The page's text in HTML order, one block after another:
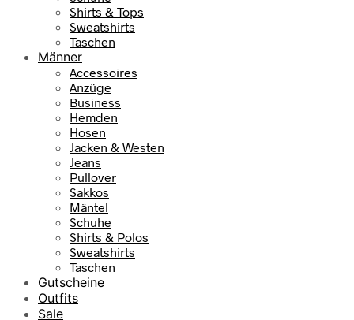
Shirts & Tops
Sweatshirts
Taschen
Männer
Accessoires
Anzüge
Business
Hemden
Hosen
Jacken & Westen
Jeans
Pullover
Sakkos
Mäntel
Schuhe
Shirts & Polos
Sweatshirts
Taschen
Gutscheine
Outfits
Sale